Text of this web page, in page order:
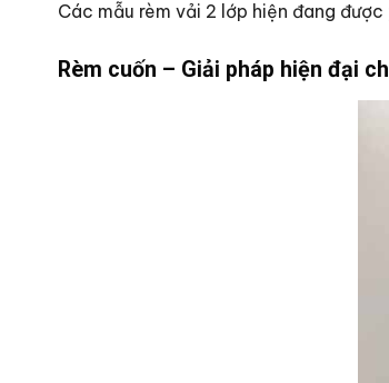
Các mẫu rèm vải 2 lớp hiện đang
Rèm cuốn – Giải pháp hiện đại